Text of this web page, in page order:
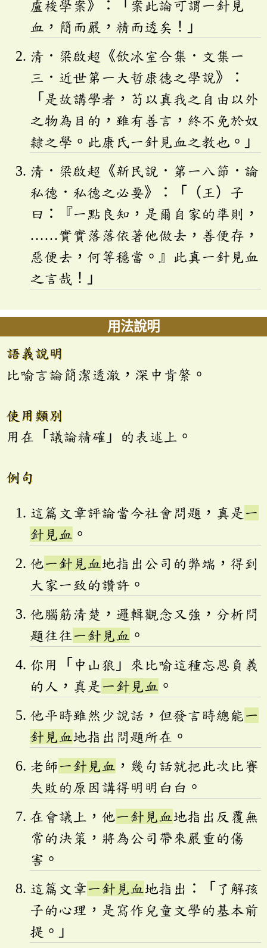
盧梭學案》：「案此論可謂一針見
血，簡而嚴，精而透矣！」
清．梁啟超《飲冰室合集．文集一
三．近世第一大哲康德之學說》：
「是故講學者，苟以真我之自由以外
之物為目的，雖有善言，終不免於奴
隸之學。此康氏一針見血之教也。」
清．梁啟超《新民說．第一八節．論
私德．私德之必要》：「（王）子
曰：『一點良知，是爾自家的準則，
……實實落落依著他做去，善便存，
惡便去，何等穩當。』此真一針見血
之言哉！」
用法說明
語義說明
比喻言論簡潔透澈，深中肯綮。
使用類別
用在「議論精確」的表述上。
例句
這篇文章評論當今社會問題，真是 一
針見血 。
他一針見血地指出公司的弊端，得到
大家一致的讚許。
他腦筋清楚，邏輯觀念又強，分析問
題往往一針見血 。
你用「中山狼」來比喻這種忘恩負義
的人，真是 一針見血 。
他平時雖然少說話，但發言時總能一
針見血地指出問題所在。
老師一針見血 ，幾句話就把此次比賽
失敗的原因講得明明白白。
在會議上，他一針見血地指出反覆無
常的決策，將為公司帶來嚴重的傷
害。
這篇文章一針見血地指出：「了解孩
子的心理，是寫作兒童文學的基本前
提。」